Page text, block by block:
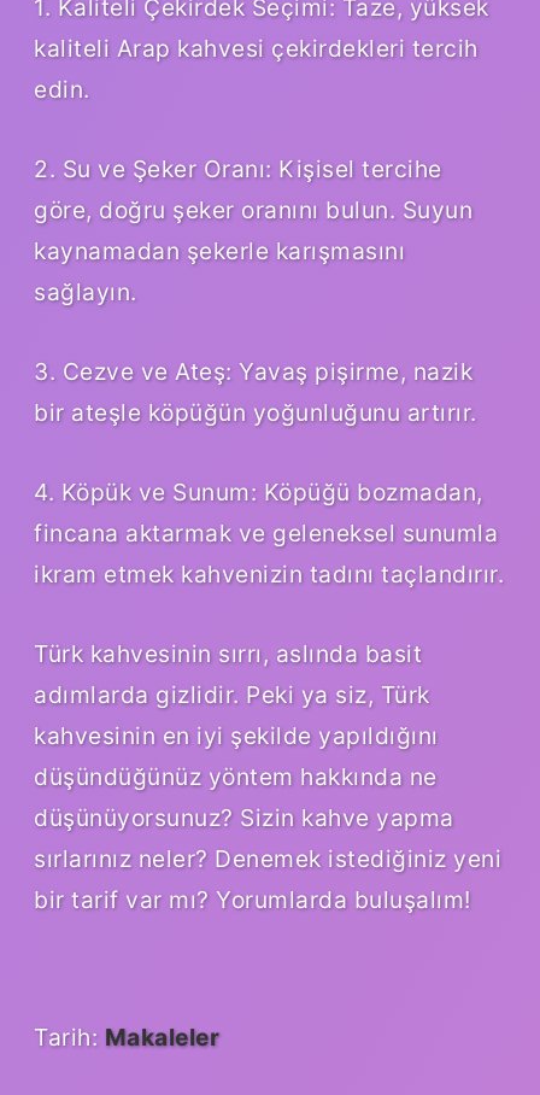
1. Kaliteli Çekirdek Seçimi: Taze, yüksek
kaliteli Arap kahvesi çekirdekleri tercih
edin.
2. Su ve Şeker Oranı: Kişisel tercihe
göre, doğru şeker oranını bulun. Suyun
kaynamadan şekerle karışmasını
sağlayın.
3. Cezve ve Ateş: Yavaş pişirme, nazik
bir ateşle köpüğün yoğunluğunu artırır.
4. Köpük ve Sunum: Köpüğü bozmadan,
fincana aktarmak ve geleneksel sunumla
ikram etmek kahvenizin tadını taçlandırır.
Türk kahvesinin sırrı, aslında basit
adımlarda gizlidir. Peki ya siz, Türk
kahvesinin en iyi şekilde yapıldığını
düşündüğünüz yöntem hakkında ne
düşünüyorsunuz? Sizin kahve yapma
sırlarınız neler? Denemek istediğiniz yeni
bir tarif var mı? Yorumlarda buluşalım!
Tarih: Makaleler